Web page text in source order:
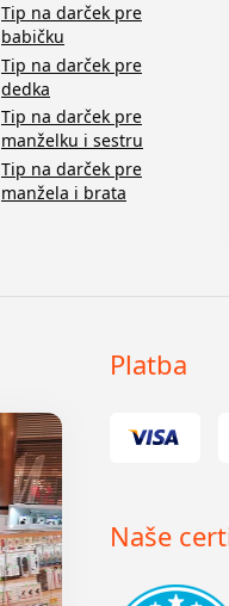
Tip na darček pre
babičku
Tip na darček pre
dedka
Tip na darček pre
manželku i sestru
Tip na darček pre
manžela i brata
Platba
Naše